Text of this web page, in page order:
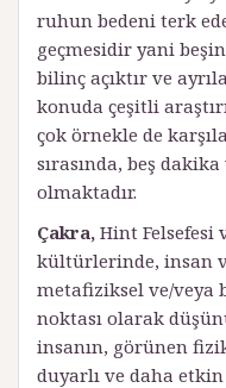
ruhun bedeni terk
geçmesidir yani
bilinç açıktır ve
konuda çeşitli
çok örnekle de
sırasında, beş
olmaktadır.
Çakra, Hint Felsefesi
kültürlerinde, insan
metafiziksel ve/veya
noktası olarak
insanın, görünen
duyarlı ve daha